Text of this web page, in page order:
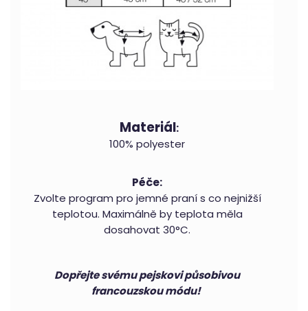
Materiál:
100% polyester
Péče:
Zvolte program pro jemné praní s co nejnižší
teplotou. Maximálně by teplota měla
dosahovat 30°C.
Dopřejte svému pejskovi působivou
francouzskou módu!